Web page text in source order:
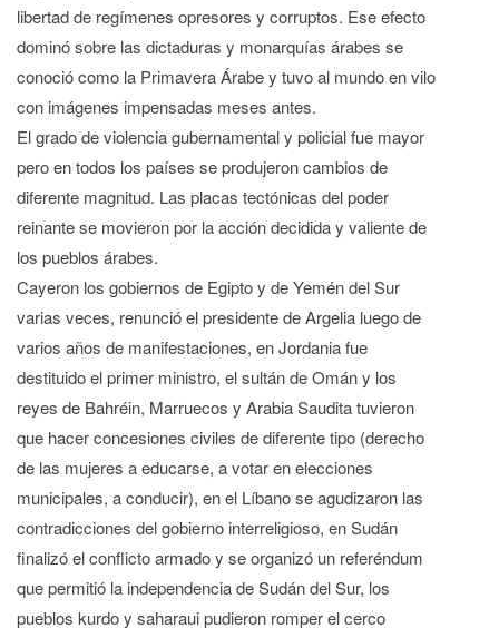
libertad de regímenes opresores y corruptos. Ese efecto
dominó sobre las dictaduras y monarquías árabes se
conoció como la Primavera Árabe y tuvo al mundo en vilo
con imágenes impensadas meses antes.
El grado de violencia gubernamental y policial fue mayor
pero en todos los países se produjeron cambios de
diferente magnitud. Las placas tectónicas del poder
reinante se movieron por la acción decidida y valiente de
los pueblos árabes.
Cayeron los gobiernos de Egipto y de Yemén del Sur
varias veces, renunció el presidente de Argelia luego de
varios años de manifestaciones, en Jordania fue
destituido el primer ministro, el sultán de Omán y los
reyes de Bahréin, Marruecos y Arabia Saudita tuvieron
que hacer concesiones civiles de diferente tipo (derecho
de las mujeres a educarse, a votar en elecciones
municipales, a conducir), en el Líbano se agudizaron las
contradicciones del gobierno interreligioso, en Sudán
finalizó el conflicto armado y se organizó un referéndum
que permitió la independencia de Sudán del Sur, los
pueblos kurdo y saharaui pudieron romper el cerco